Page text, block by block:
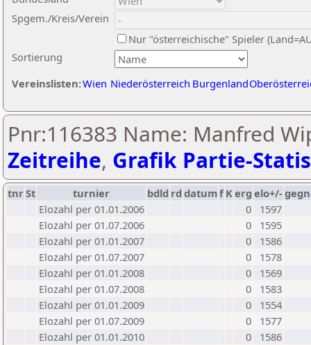
Sortierung
Spgem./Kreis/Verein
Nur "österreichische" Spieler
Vereinslisten:Wien Niederösterreich Burgenland
Pnr:116383 Name: Manfred
Zeitreihe, Grafik Partie-
tnrSt turnier bdld rd datumf Kerg elo+/-
Elozahl per 01.01.2006
0
1597
Elozahl per 01.07.2006
0
1595
Elozahl per 01.01.2007
0
1586
Elozahl per 01.07.2007
0
1578
Elozahl per 01.01.2008
0
1569
Elozahl per 01.07.2008
0
1583
Elozahl per 01.01.2009
0
1554
Elozahl per 01.07.2009
0
1577
Elozahl per 01.01.2010
0
1586